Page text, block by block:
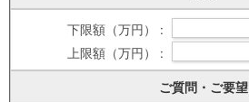
下限額（万円） :
上限額（万円） :
ご質問・ご要望